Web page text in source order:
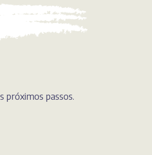
próximos passos.